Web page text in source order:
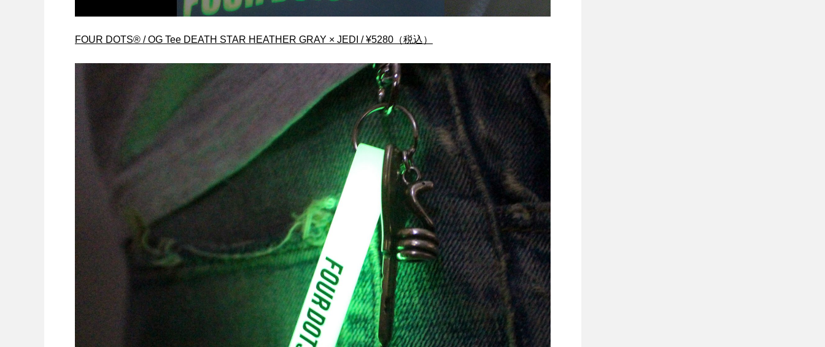
FOUR DOTS®︎ / OG Tee DEATH STAR HEATHER GRAY × JEDI / ¥5280（税込）